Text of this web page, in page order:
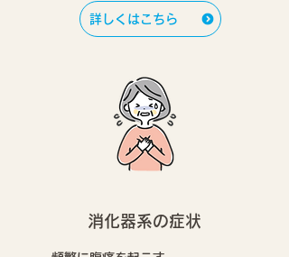
詳しくはこちら
消化器系の症状